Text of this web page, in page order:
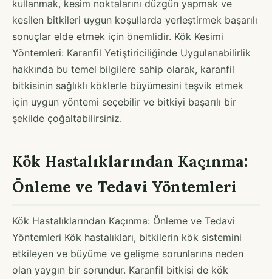
kullanmak, kesim noktalarını düzgün yapmak ve
kesilen bitkileri uygun koşullarda yerleştirmek başarılı
sonuçlar elde etmek için önemlidir. Kök Kesimi
Yöntemleri: Karanfil Yetiştiriciliğinde Uygulanabilirlik
hakkında bu temel bilgilere sahip olarak, karanfil
bitkisinin sağlıklı köklerle büyümesini teşvik etmek
için uygun yöntemi seçebilir ve bitkiyi başarılı bir
şekilde çoğaltabilirsiniz.
Kök Hastalıklarından Kaçınma:
Önleme ve Tedavi Yöntemleri
Kök Hastalıklarından Kaçınma: Önleme ve Tedavi
Yöntemleri Kök hastalıkları, bitkilerin kök sistemini
etkileyen ve büyüme ve gelişme sorunlarına neden
olan yaygın bir sorundur. Karanfil bitkisi de kök